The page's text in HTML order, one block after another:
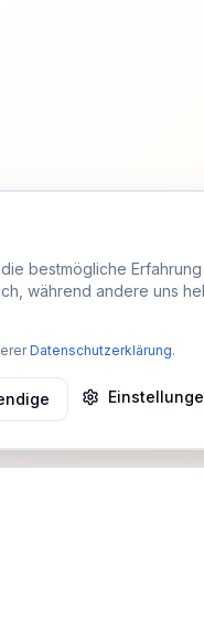
bestmögliche
während andere uns
Datenschutzerklärung.